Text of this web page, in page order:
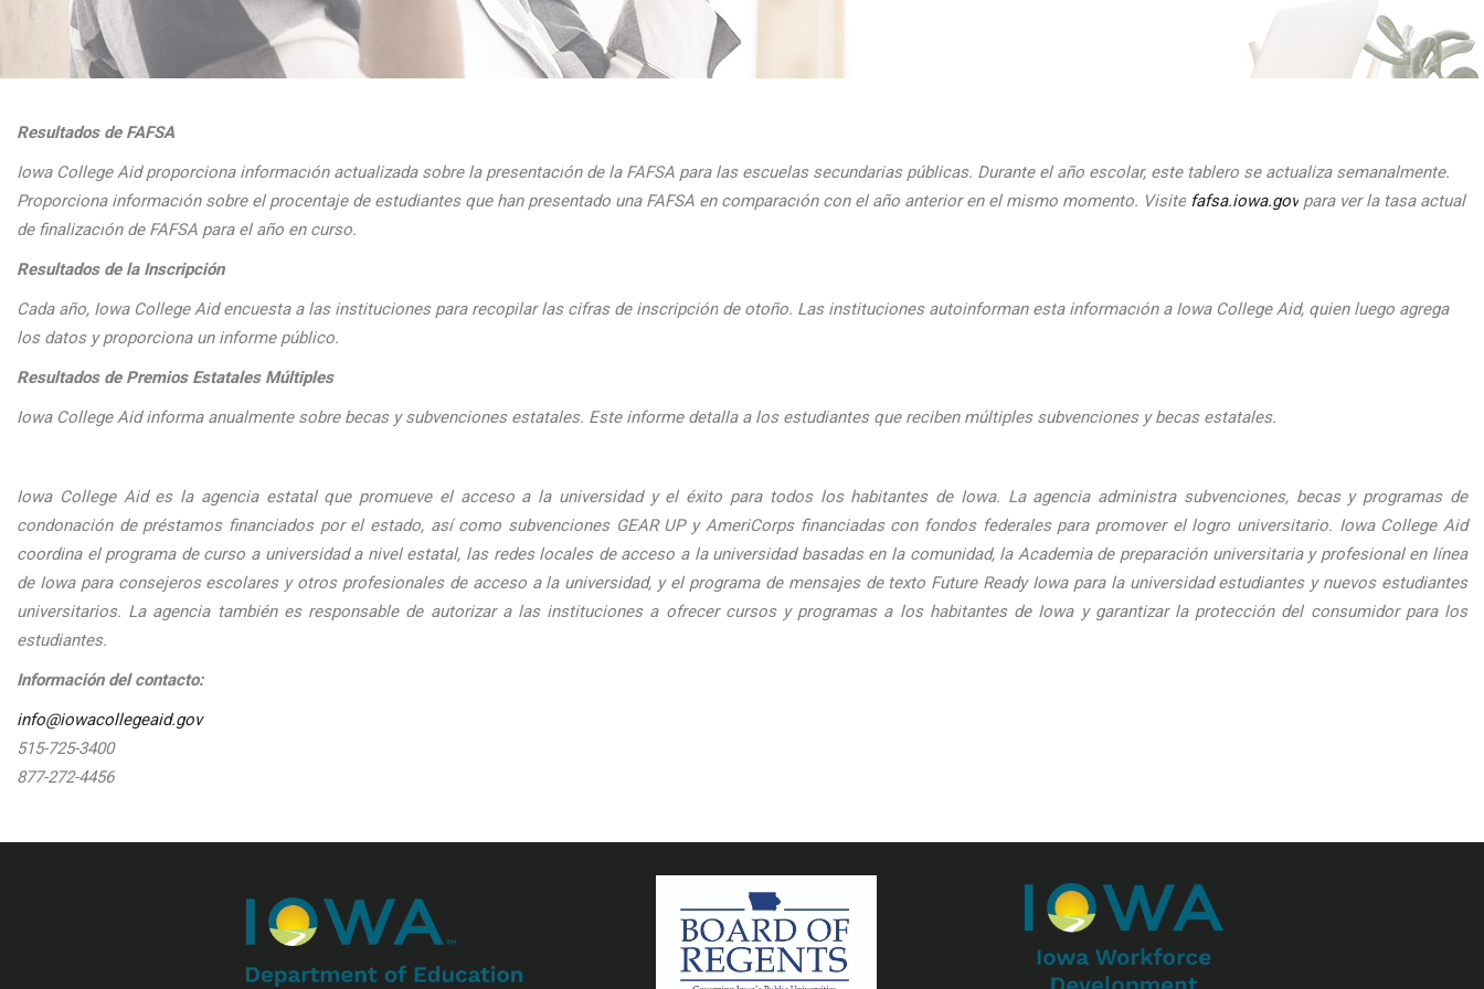
Resultados de FAFSA
Iowa College Aid proporciona información actualizada sobre la presentación de la FAFSA para las escuelas secundarias públicas. Durante el año escolar, este tablero se actualiza semanalmente.
Proporciona información sobre el procentaje de estudiantes que han presentado una FAFSA en comparación con el año anterior en el mismo momento. Visite fafsa.iowa.gov para ver la tasa actual
de finalización de FAFSA para el año en curso.
Resultados de la Inscripción
Cada año, Iowa College Aid encuesta a las instituciones para recopilar las cifras de inscripción de otoño. Las instituciones autoinforman esta información a Iowa College Aid, quien luego agrega
los datos y proporciona un informe público.
Resultados de Premios Estatales Múltiples
Iowa College Aid informa anualmente sobre becas y subvenciones estatales. Este informe detalla a los estudiantes que reciben múltiples subvenciones y becas estatales.
Iowa College Aid es la agencia estatal que promueve el acceso a la universidad y el éxito para todos los habitantes de Iowa. La agencia administra subvenciones, becas y programas de
condonación de préstamos financiados por el estado, así como subvenciones GEAR UP y AmeriCorps financiadas con fondos federales para promover el logro universitario. Iowa College Aid
coordina el programa de curso a universidad a nivel estatal, las redes locales de acceso a la universidad basadas en la comunidad, la Academia de preparación universitaria y profesional en línea
de Iowa para consejeros escolares y otros profesionales de acceso a la universidad, y el programa de mensajes de texto Future Ready Iowa para la universidad estudiantes y nuevos estudiantes
universitarios. La agencia también es responsable de autorizar a las instituciones a ofrecer cursos y programas a los habitantes de Iowa y garantizar la protección del consumidor para los
estudiantes.
Información del contacto:
info@iowacollegeaid.gov
515-725-3400
877-272-4456